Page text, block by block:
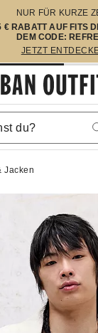
NUR FÜR KURZE
€ RABATT AUF FITS
DEM CODE:
JETZT
Jacken